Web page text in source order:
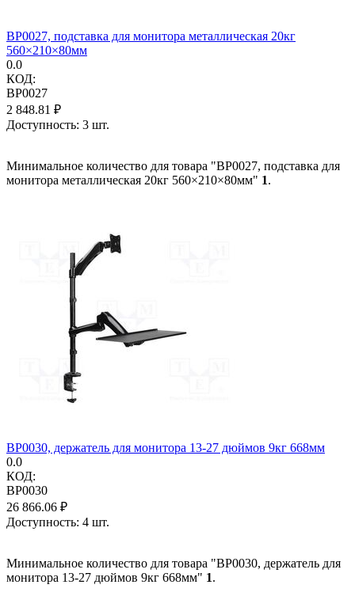
BP0027, подставка для монитора металлическая 20кг
560×210×80мм
0.0
КОД:
BP0027
2 848.81 ₽
Доступность: 3 шт.
Минимальное количество для товара "BP0027, подставка для
монитора металлическая 20кг 560×210×80мм" 1.
BP0030, держатель для монитора 13-27 дюймов 9кг 668мм
0.0
КОД:
BP0030
26 866.06 ₽
Доступность: 4 шт.
Минимальное количество для товара "BP0030, держатель для
монитора 13-27 дюймов 9кг 668мм" 1.